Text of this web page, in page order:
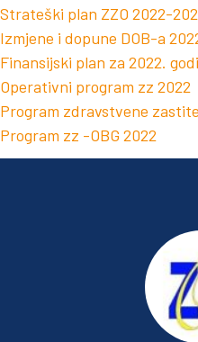
Strateški plan ZZO 2022-
Izmjene i dopune DOB-a
Finansijski plan za 2022.
Operativni program zz 2022
Program zdravstvene
Program zz -OBG 2022